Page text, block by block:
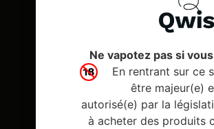
Ne vapotez pas si
En rentrant sur ce
être majeur(e)
autorisé(e) par la
à acheter des produits